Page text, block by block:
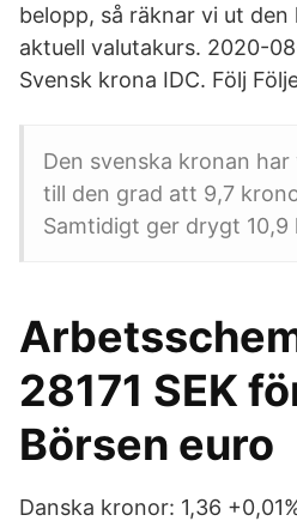
belopp, så räknar vi ut
aktuell valutakurs. 2020-
Svensk krona IDC. Följ
Den svenska kronan
till den grad att 9,7
Samtidigt ger drygt 10,9
28171 SEK
Börsen euro
Danska kronor: 1,36